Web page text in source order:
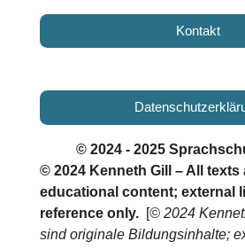
Kontakt
© 2024 - 2025
© 2024 Kenneth Gill – All texts
educational content; external
reference only. [© 2024
sind originale Bildungsinhalte;